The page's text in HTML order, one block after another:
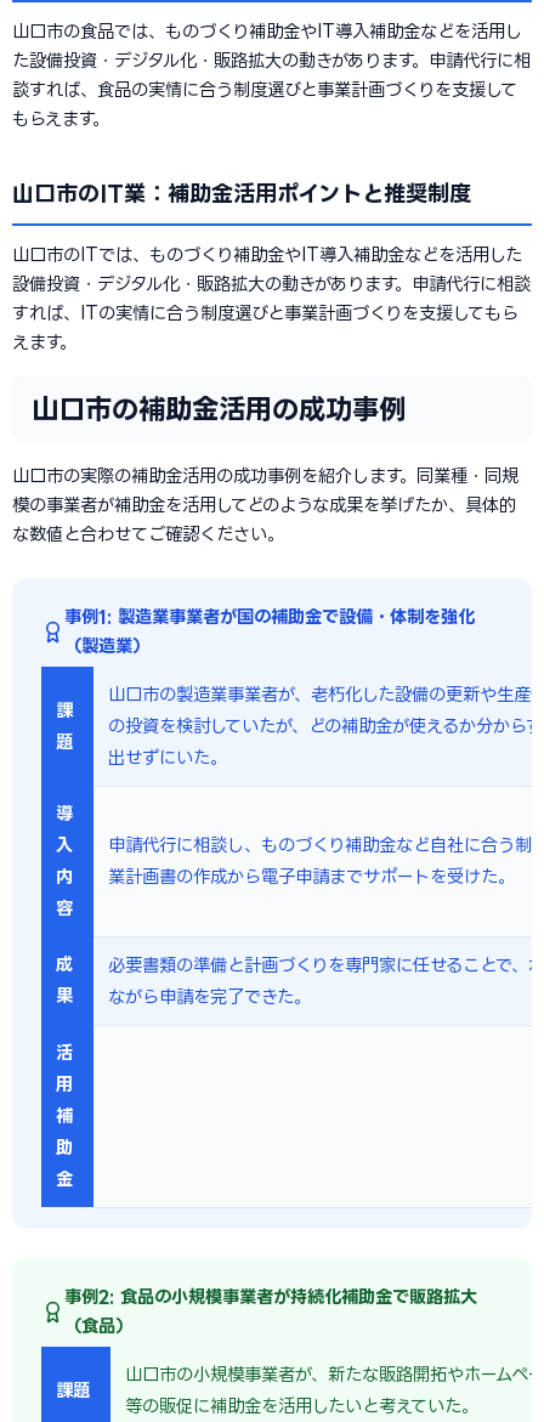
山口市の食品では、ものづくり補助金やIT導入補助金などを活用し
た設備投資・デジタル化・販路拡大の動きがあります。申請代行に相
談すれば、食品の実情に合う制度選びと事業計画づくりを支援して
もらえます。
山口市のIT業：補助金活用ポイントと推奨制度
山口市のITでは、ものづくり補助金やIT導入補助金などを活用した
設備投資・デジタル化・販路拡大の動きがあります。申請代行に相談
すれば、ITの実情に合う制度選びと事業計画づくりを支援してもら
えます。
山口市の補助金活用の成功事例
山口市の実際の補助金活用の成功事例を紹介します。同業種・同規
模の事業者が補助金を活用してどのような成果を挙げたか、具体的
な数値と合わせてご確認ください。
事例1: 製造業事業者が国の補助金で設備・体制を強化
（製造業）
課
題
山口市の製造業事業者が、老朽化した設備の更新や生産
の投資を検討していたが、どの補助金が使えるか分から
出せずにいた。
導
入
内
容
申請代行に相談し、ものづくり補助金など自社に合う制
業計画書の作成から電子申請までサポートを受けた。
成
果
必要書類の準備と計画づくりを専門家に任せることで、
ながら申請を完了できた。
活
用
補
助
金
事例2: 食品の小規模事業者が持続化補助金で販路拡大
（食品）
課題
山口市の小規模事業者が、新たな販路開拓やホームペ
等の販促に補助金を活用したいと考えていた。